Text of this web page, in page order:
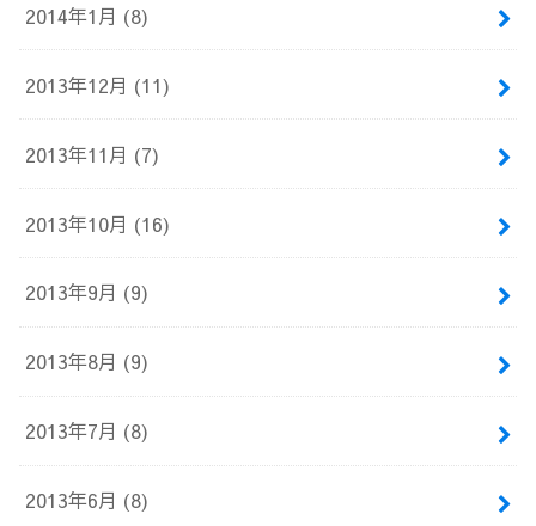
2014年1月 (8)
2013年12月 (11)
2013年11月 (7)
2013年10月 (16)
2013年9月 (9)
2013年8月 (9)
2013年7月 (8)
2013年6月 (8)